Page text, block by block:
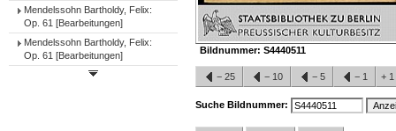
Mendelssohn Bartholdy, Felix:
Op. 61 [Bearbeitungen]
Mendelssohn Bartholdy, Felix:
Op. 61 [Bearbeitungen]
Bildnummer:S4440511
− 25 − 10 − 5 − 1 +
Suche Bildnummer: